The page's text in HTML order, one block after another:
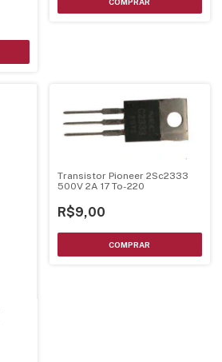
Transistor Pioneer 2Sc2333
500V 2A 17 To-220
R$9,00